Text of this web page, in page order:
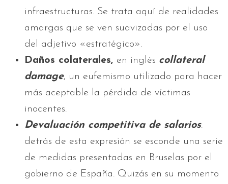
infraestructuras. Se trata aquí de realidades
amargas que se ven suavizadas por el uso
del adjetivo «estratégico».
Daños colaterales, en inglés collateral
damage, un eufemismo utilizado para hacer
más aceptable la pérdida de víctimas
inocentes.
Devaluación competitiva de salarios:
detrás de esta expresión se esconde una serie
de medidas presentadas en Bruselas por el
gobierno de España. Quizás en su momento